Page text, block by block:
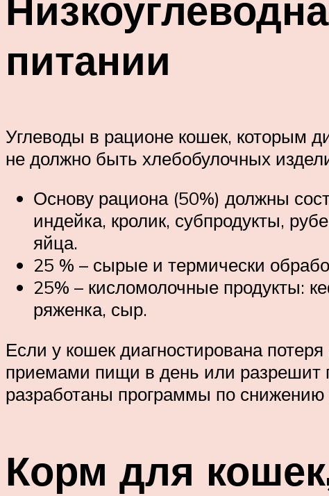
питании
Углеводы в рационе кошек, которым
не должно быть хлебобулочных
Основу рациона (50%) должны
индейка, кролик, субпродукты,
яйца.
25 % – сырые и термически
25% – кисломолочные продукты:
ряженка, сыр.
Если у кошек диагностирована
приемами пищи в день или разрешит
разработаны программы по снижению
Корм для